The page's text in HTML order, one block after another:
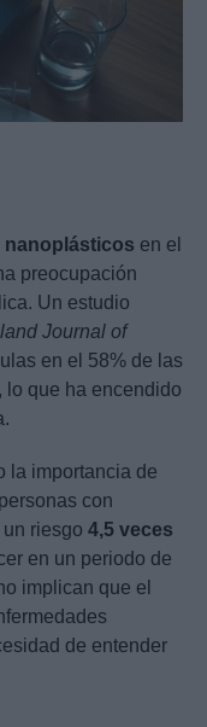
nanoplásticos en el
preocupación
Un estudio
Journal of
en el 58% de las
lo que ha encendido
la importancia de
con
riesgo 4,5 veces
en un periodo de
implican que el
de entender